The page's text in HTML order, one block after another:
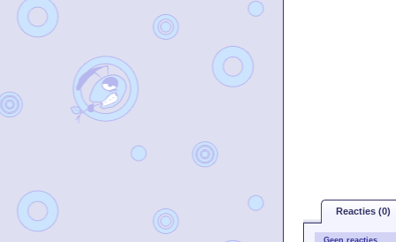
Reacties (0)
Geen reacties